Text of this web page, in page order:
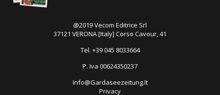
@2019 Vecom Editrice Srl
37121 VERONA [Italy] Corso Cavour, 41
Tel. +39 045 8033664
P. Iva 00624350237
Info@Gardaseezeitung.It
Privacy